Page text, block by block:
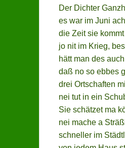
Der Dichter
es war im Juni
die Zeit sie
jo nit im Krieg,
hätt man des
daß no so ebbes
drei Ortschaften
nei tut in ein
Sie schätzet ma
nei mache a
schneller im